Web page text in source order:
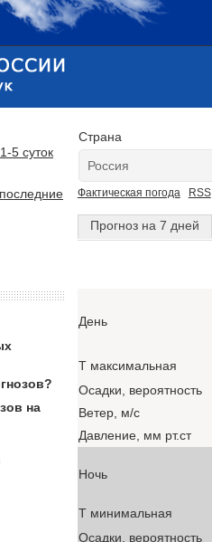
Страна
Фактическая погода RSS
Прогноз на 7 дней
День
T максимальная
Осадки, вероятность
Ветер, м/с
Давление, мм рт.ст
Ночь
T минимальная
Осадки, вероятность
5 суток
на